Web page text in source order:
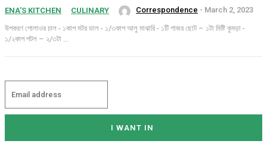
ENA'S KITCHEN CULINARY Correspondence - March 2, 2023
উপকরণ পোলাওর চাল - ১কাপ মটর ডাল - ১/৩কাপ আলু মাঝারি - ১টি গাজর ছোট – ১টা মিষ্টি কুমড়া -
১/২কাপ পটল – ২/৩টা ...
I WANT IN